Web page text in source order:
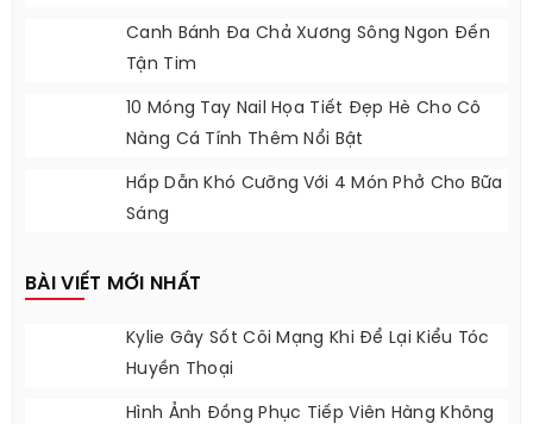
Canh Bánh Đa Chả Xương Sông Ngon Đến
Tận Tim
10 Móng Tay Nail Họa Tiết Đẹp Hè Cho Cô
Nàng Cá Tính Thêm Nổi Bật
Hấp Dẫn Khó Cưỡng Với 4 Món Phở Cho Bữa
Sáng
BÀI VIẾT MỚI NHẤT
Kylie Gây Sốt Cõi Mạng Khi Để Lại Kiểu Tóc
Huyền Thoại
Hình Ảnh Đồng Phục Tiếp Viên Hàng Không